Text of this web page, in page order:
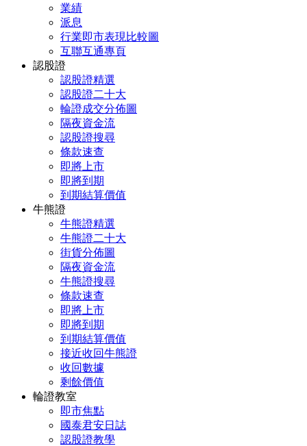
業績
派息
行業即市表現比較圖
互聯互通專頁
認股證
認股證精選
認股證二十大
輪證成交分佈圖
隔夜資金流
認股證搜尋
條款速查
即將上市
即將到期
到期結算價值
牛熊證
牛熊證精選
牛熊證二十大
街貨分佈圖
隔夜資金流
牛熊證搜尋
條款速查
即將上市
即將到期
到期結算價值
接近收回牛熊證
收回數據
剩餘價值
輪證教室
即市焦點
國泰君安日誌
認股證教學